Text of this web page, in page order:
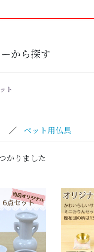
から探す
ト
／ ペット用仏具
かりました